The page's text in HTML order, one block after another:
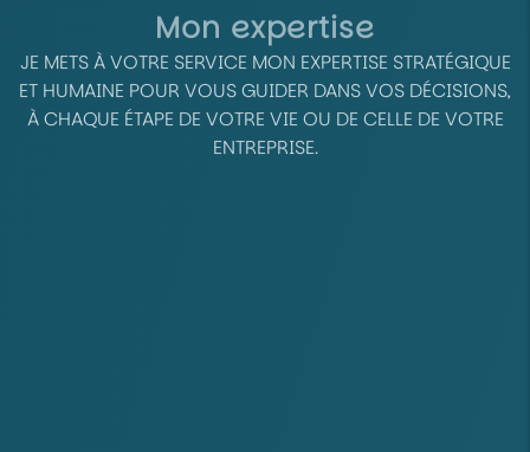
Mon expertise
JE METS À VOTRE SERVICE MON EXPERTISE STRATÉGIQUE
ET HUMAINE POUR VOUS GUIDER DANS VOS DÉCISIONS,
À CHAQUE ÉTAPE DE VOTRE VIE OU DE CELLE DE VOTRE
ENTREPRISE.